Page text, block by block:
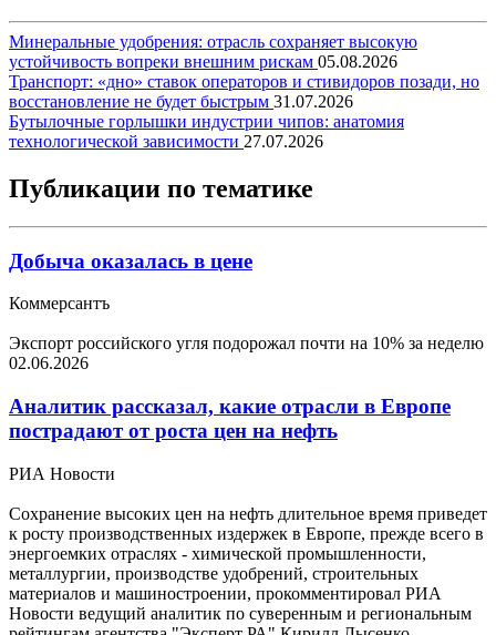
Минеральные удобрения: отрасль сохраняет высокую
устойчивость вопреки внешним рискам 05.08.2026
Транспорт: «дно» ставок операторов и стивидоров позади, но
восстановление не будет быстрым 31.07.2026
Бутылочные горлышки индустрии чипов: анатомия
технологической зависимости 27.07.2026
Публикации по тематике
Добыча оказалась в цене
Коммерсантъ
Экспорт российского угля подорожал почти на 10% за неделю
02.06.2026
Аналитик рассказал, какие отрасли в Европе
пострадают от роста цен на нефть
РИА Новости
Сохранение высоких цен на нефть длительное время приведет
к росту производственных издержек в Европе, прежде всего в
энергоемких отраслях - химической промышленности,
металлургии, производстве удобрений, строительных
материалов и машиностроении, прокомментировал РИА
Новости ведущий аналитик по суверенным и региональным